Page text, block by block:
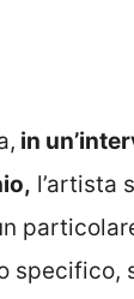
in
l’artista
specifico,